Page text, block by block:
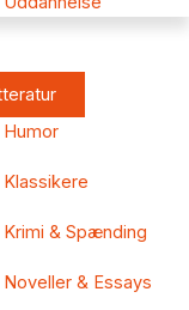
Humor
Klassikere
Krimi & Spænding
Noveller & Essays